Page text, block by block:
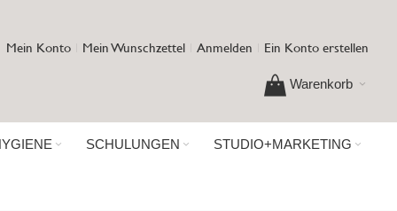
Mein Konto Mein Wunschzettel Anmelden Ein Konto erstellen
Warenkorb
SCHULUNGEN STUDIO+MARKETING